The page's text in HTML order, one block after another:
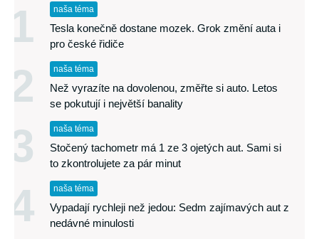
1 naša téma
Tesla konečně dostane mozek. Grok změní auta i
pro české řidiče
2 naša téma
Než vyrazíte na dovolenou, změřte si auto. Letos
se pokutují i největší banality
3 naša téma
Stočený tachometr má 1 ze 3 ojetých aut. Sami si
to zkontrolujete za pár minut
4 naša téma
Vypadají rychleji než jedou: Sedm zajímavých aut z
nedávné minulosti